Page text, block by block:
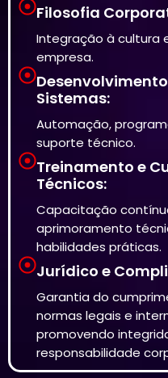
Filosofia
Integração à cultura
empresa.
Sistemas:
Automação,
suporte técnico.
Treinamento e
Técnicos:
Capacitação
aprimoramento
habilidades práticas.
Jurídico e
Garantia do
normas legais e
promovendo
responsabilidade